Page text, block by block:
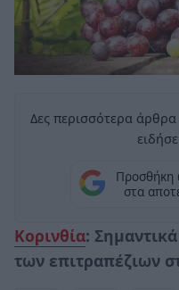
Δες περισσότερα
Προσθήκη
στα
Κορινθία:
των επιτραπέζιων